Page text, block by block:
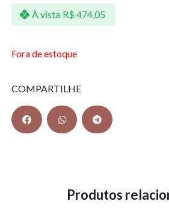
À vista R$ 474,05
Fora de estoque
COMPARTILHE
Produtos